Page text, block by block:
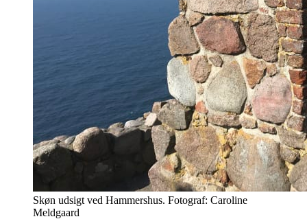
Skøn udsigt ved Hammershus. Fotograf: Caroline
Meldgaard